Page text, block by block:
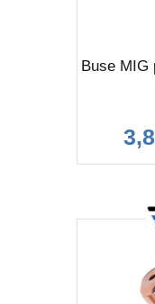
Buse MIG